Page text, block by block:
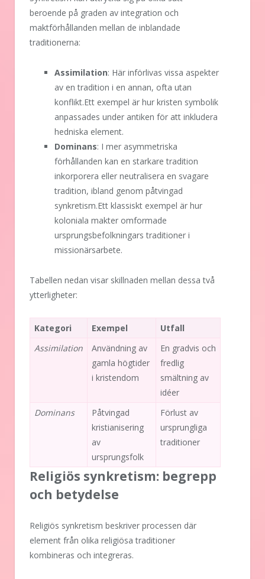
beroende på graden av integration och
maktförhållanden mellan de inblandade
traditionerna:
Assimilation: Här införlivas vissa aspekter
av en tradition i en annan, ofta utan
konflikt.Ett exempel är hur kristen symbolik
anpassades under antiken för att inkludera
hedniska element.
Dominans: I mer asymmetriska
förhållanden kan en starkare tradition
inkorporera eller neutralisera en svagare
tradition, ibland genom påtvingad
synkretism.Ett klassiskt exempel är hur
koloniala makter omformade
ursprungsbefolkningars traditioner i
missionärsarbete.
Tabellen nedan visar skillnaden mellan dessa två
ytterligheter:
Kategori Exempel
Utfall
Assimilation
Användning av
gamla högtider
i kristendom
En gradvis och
fredlig
smältning av
idéer
Dominans
Påtvingad
kristianisering
av
ursprungsfolk
Förlust av
ursprungliga
traditioner
Religiös synkretism: begrepp
och betydelse
Religiös synkretism beskriver processen där
element från olika religiösa traditioner
kombineras och integreras.